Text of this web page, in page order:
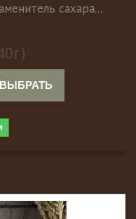
сахара...
ВЫБРАТЬ